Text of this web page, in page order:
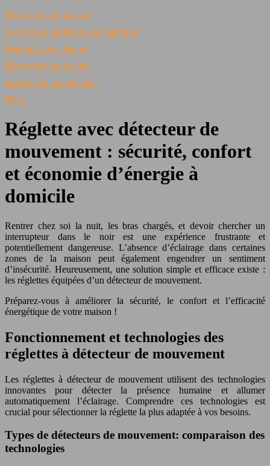
Rénovation de maison
Services de plomberie et chauffage
Électricité et éclairage
Rénovation extérieure
Entretien et maintenance
Blog
Réglette avec détecteur de
mouvement : sécurité, confort
et économie d’énergie à
domicile
Rentrer chez soi la nuit, les bras chargés, et devoir chercher un
interrupteur dans le noir est une expérience frustrante et
potentiellement dangereuse. L’absence d’éclairage dans certaines
zones de la maison peut également engendrer un sentiment
d’insécurité. Heureusement, une solution simple et efficace existe :
les réglettes équipées d’un détecteur de mouvement.
Préparez-vous à améliorer la sécurité, le confort et l’efficacité
énergétique de votre maison !
Fonctionnement et technologies des
réglettes à détecteur de mouvement
Les réglettes à détecteur de mouvement utilisent des technologies
innovantes pour détecter la présence humaine et allumer
automatiquement l’éclairage. Comprendre ces technologies est
crucial pour sélectionner la réglette la plus adaptée à vos besoins.
Types de détecteurs de mouvement: comparaison des
technologies